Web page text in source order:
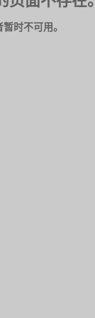
时不可用。